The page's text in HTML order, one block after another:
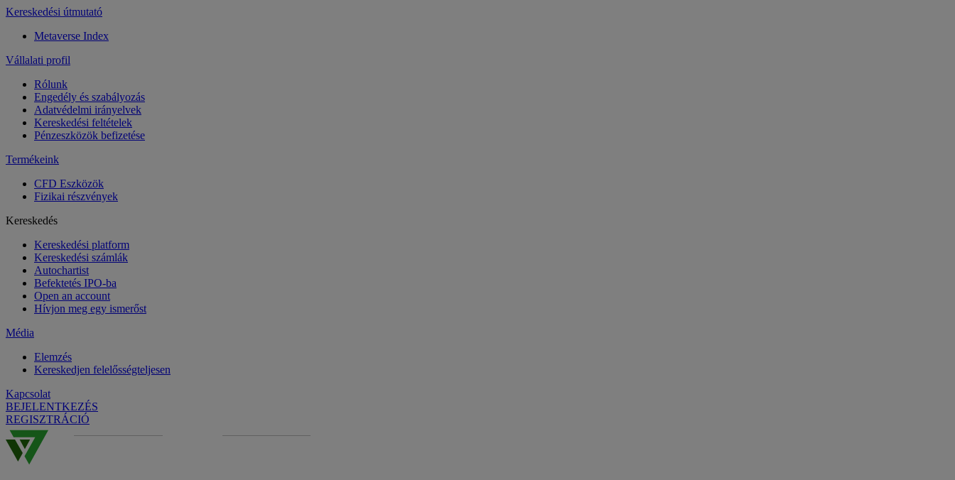
Kereskedési útmutató
Metaverse Index
Vállalati profil
Rólunk
Engedély és szabályozás
Adatvédelmi irányelvek
Kereskedési feltételek
Pénzeszközök befizetése
Termékeink
CFD Eszközök
Fizikai részvények
Kereskedés
Kereskedési platform
Kereskedési számlák
Autochartist
Befektetés IPO-ba
Open an account
Hívjon meg egy ismerőst
Média
Elemzés
Kereskedjen felelősségteljesen
Kapcsolat
BEJELENTKEZÉS
REGISZTRÁCIÓ